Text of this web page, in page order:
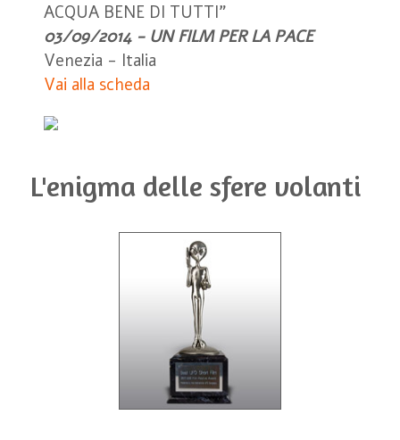
ACQUA BENE DI TUTTI"
03/09/2014 - UN FILM PER LA PACE
Venezia - Italia
Vai alla scheda
L'enigma delle sfere volanti